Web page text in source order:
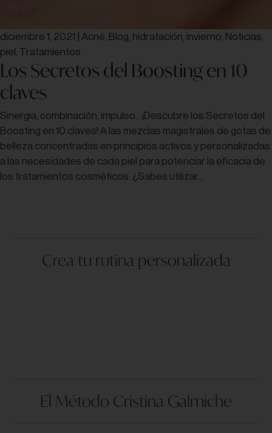
diciembre 1, 2021 Acné Blog hidratación invierno Noticias
piel
Tratamientos
Los Secretos del Boosting en 10
claves
Sinergia, combinación, impulso…¡Descubre los Secretos del
Boosting en 10 claves! A las mezclas magistrales de gotas de
belleza concentradas en principios activos y personalizadas
a las necesidades de cada piel para potenciar la eficacia de
los tratamientos cosméticos. ¿Sabes utilizar...
Crea tu rutina personalizada
El Método Cristina Galmiche